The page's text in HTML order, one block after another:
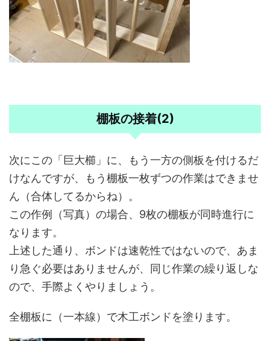
棚板の接着(2)
次にこの「巨大櫛」に、もう一方の側板を付けるだ
けなんですが、もう棚板一枚ずつの作業はできませ
ん（合体してるからね）。
この作例（写真）の場合、9枚の棚板が同時進行に
なります。
上述した通り、ボンドは速乾性ではないので、あま
り急ぐ必要はありませんが、同じ作業の繰り返しな
ので、手際よくやりましょう。
全棚板に（一本線）で木工ボンドを塗ります。